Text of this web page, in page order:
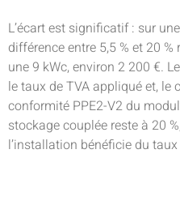
L’écart est significatif : sur
différence entre 5,5 % et 20
une 9 kWc, environ 2 200 €.
le taux de TVA appliqué et, le
conformité PPE2-V2 du
stockage couplée reste à 20
l’installation bénéficie du